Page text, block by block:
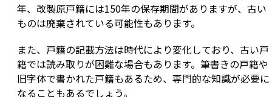
年、改製原戸籍には150年の保存期間がありますが、古い
ものは廃棄されている可能性もあります。
また、戸籍の記載方法は時代により変化しており、古い戸
籍では読み取りが困難な場合もあります。筆書きの戸籍や
旧字体で書かれた戸籍もあるため、専門的な知識が必要に
なることもあるでしょう。